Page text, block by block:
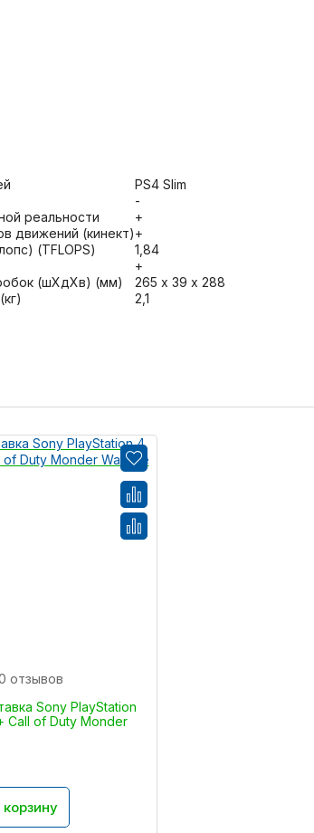
PS4 Slim
-
реальности
+
движений (кинект)+
(TFLOPS)
1,84
+
(шХдХв) (мм)
265 х 39 х 288
2,1
отзывов
Sony PlayStation
Call of Duty Monder
корзину